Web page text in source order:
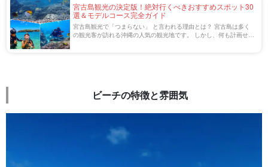
宮古島観光の決定版！絶対行くべきおすすめスポット30
選＆モデルコース完全ガイド
宮古島観光で「つまらない」 と言われる理由とは？ 宮古島は多く
の観光客が訪れる沖縄の人気の観光地です。 しかし、何も計画せず
ビーチの特徴と雰囲気